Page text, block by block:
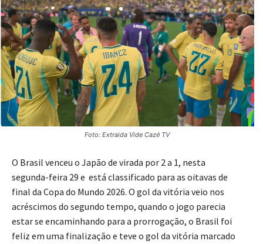
Foto: Extraida Vide Cazé TV
O Brasil venceu o Japão de virada por 2 a 1, nesta
segunda-feira 29 e está classificado para as oitavas de
final da Copa do Mundo 2026. O gol da vitória veio nos
acréscimos do segundo tempo, quando o jogo parecia
estar se encaminhando para a prorrogação, o Brasil foi
feliz em uma finalização e teve o gol da vitória marcado